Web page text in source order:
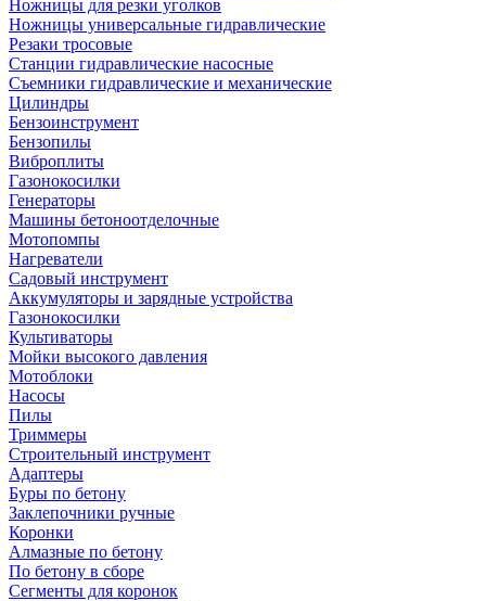
Ножницы для резки уголков
Ножницы универсальные гидравлические
Резаки тросовые
Станции гидравлические насосные
Съемники гидравлические и механические
Цилиндры
Бензоинструмент
Бензопилы
Виброплиты
Газонокосилки
Генераторы
Машины бетоноотделочные
Мотопомпы
Нагреватели
Садовый инструмент
Аккумуляторы и зарядные устройства
Газонокосилки
Культиваторы
Мойки высокого давления
Мотоблоки
Насосы
Пилы
Триммеры
Строительный инструмент
Адаптеры
Буры по бетону
Заклепочники ручные
Коронки
Алмазные по бетону
По бетону в сборе
Сегменты для коронок